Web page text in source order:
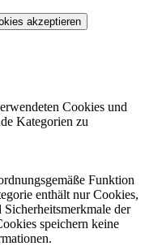
akzeptieren
Cookies und
Kategorien zu
Funktion
enthält nur Cookies,
der
speichern keine